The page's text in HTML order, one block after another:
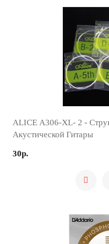
ALICE A306-XL- 2 -
Акустической Гитары
30р.